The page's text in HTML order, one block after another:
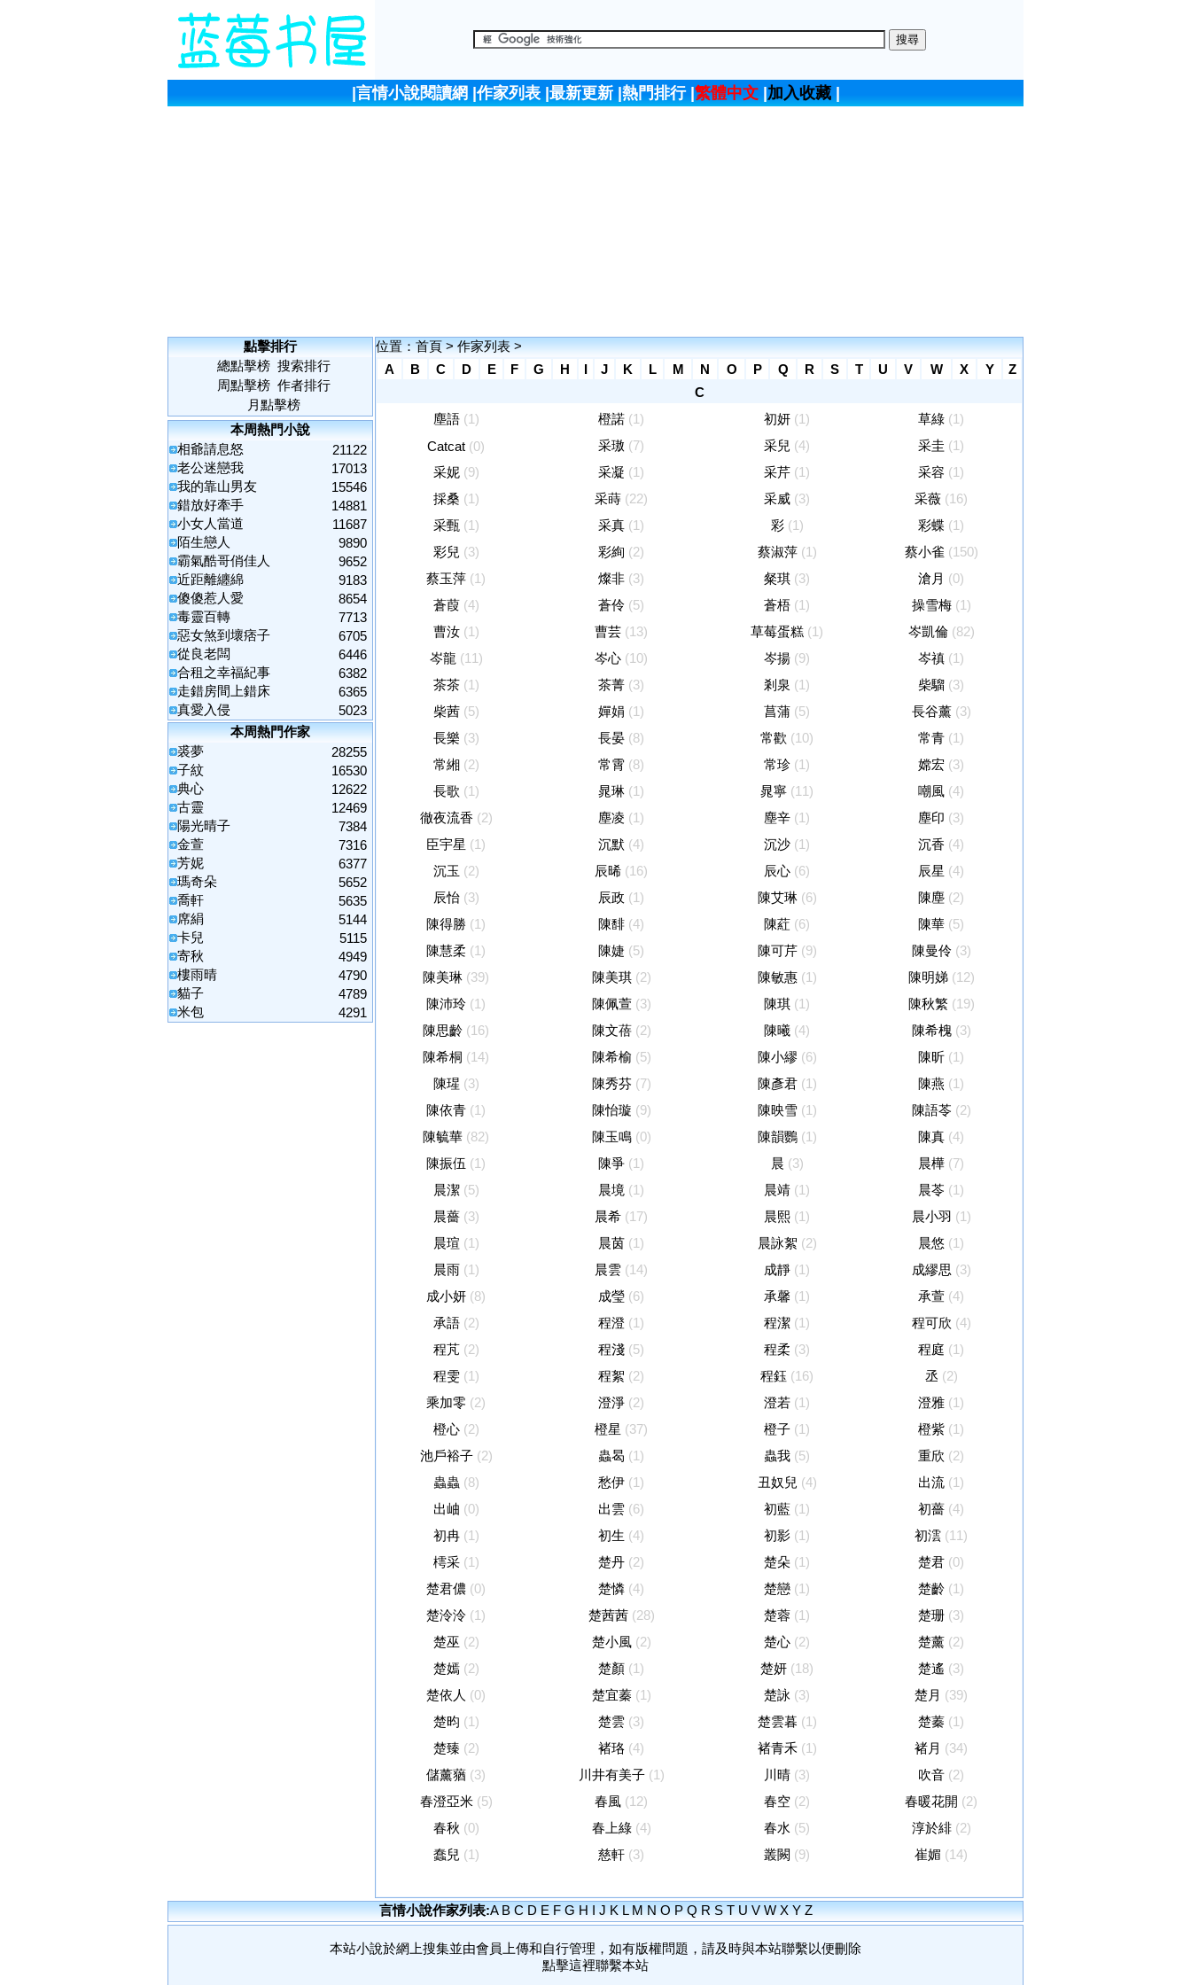
言情小說閱讀網 |作家列表| 最新更新| 熱門排行| 繁體中文| 加入收藏|
點擊排行
總點擊榜 搜索排行
周點擊榜 作者排行
月點擊榜
本周熱門小說
相爺請息怒
21122
老公迷戀我
17013
我的靠山男友
15546
錯放好牽手
14881
小女人當道
11687
陌生戀人
9890
霸氣酷哥俏佳人
9652
近距離纏綿
9183
傻傻惹人愛
8654
毒靈百轉
7713
惡女煞到壞痞子
6705
從良老闆
6446
合租之幸福紀事
6382
走錯房間上錯床
6365
真愛入侵
5023
本周熱門作家
裘夢
28255
子紋
16530
典心
12622
古靈
12469
陽光晴子
7384
金萱
7316
芳妮
6377
瑪奇朵
5652
喬軒
5635
席絹
5144
卡兒
5115
寄秋
4949
樓雨晴
4790
貓子
4789
米包
4291
位置：首頁>作家列表>
A
B C D E F G H I J K L M N O P Q R S T U V W X Y
Z
C
塵語 (1) 橙諾 (1) 初妍 (1) 草綠 (1)
Catcat (0) 采璈 (7) 采兒 (4) 采圭 (1)
采妮 (9) 采凝 (1) 采芹 (1) 采容 (1)
採桑 (1) 采蒔 (22) 采威 (3) 采薇 (16)
采甄 (1) 采真 (1) 彩 (1) 彩蝶 (1)
彩兒 (3) 彩絢 (2) 蔡淑萍 (1) 蔡小雀 (150)
蔡玉萍 (1) 燦非 (3) 粲琪 (3) 滄月 (0)
蒼葭 (4) 蒼伶 (5) 蒼梧 (1) 操雪梅 (1)
曹汝 (1) 曹芸 (13) 草莓蛋糕 (1) 岑凱倫 (82)
岑龍 (11) 岑心 (10) 岑揚 (9) 岑禛 (1)
茶茶 (1) 茶菁 (3) 剎泉 (1) 柴騮 (3)
柴茜 (5) 嬋娟 (1) 菖蒲 (5) 長谷薰 (3)
長樂 (3) 長晏 (8) 常歡 (10) 常青 (1)
常緗 (2) 常霄 (8) 常珍 (1) 嫦宏 (3)
長歌 (1) 晁琳 (1) 晁寧 (11) 嘲風 (4)
徹夜流香 (2) 塵凌 (1) 塵辛 (1) 塵印 (3)
臣宇星 (1) 沉默 (4) 沉沙 (1) 沉香 (4)
沉玉 (2) 辰晞 (16) 辰心 (6) 辰星 (4)
辰怡 (3) 辰政 (1) 陳艾琳 (6) 陳塵 (2)
陳得勝 (1) 陳馡 (4) 陳葒 (6) 陳華 (5)
陳慧柔 (1) 陳婕 (5) 陳可芹 (9) 陳曼伶 (3)
陳美琳 (39) 陳美琪 (2) 陳敏惠 (1) 陳明娣 (12)
陳沛玲 (1) 陳佩萱 (3) 陳琪 (1) 陳秋繁 (19)
陳思齡 (16) 陳文蓓 (2) 陳曦 (4) 陳希槐 (3)
陳希桐 (14) 陳希榆 (5) 陳小繆 (6) 陳昕 (1)
陳瑆 (3) 陳秀芬 (7) 陳彥君 (1) 陳燕 (1)
陳依青 (1) 陳怡璇 (9) 陳映雪 (1) 陳語苓 (2)
陳毓華 (82) 陳玉鳴 (0) 陳韻鸚 (1) 陳真 (4)
陳振伍 (1) 陳爭 (1) 晨 (3) 晨樺 (7)
晨潔 (5) 晨境 (1) 晨靖 (1) 晨苓 (1)
晨薔 (3) 晨希 (17) 晨熙 (1) 晨小羽 (1)
晨瑄 (1) 晨茵 (1) 晨詠絮 (2) 晨悠 (1)
晨雨 (1) 晨雲 (14) 成靜 (1) 成繆思 (3)
成小妍 (8) 成瑩 (6) 承馨 (1) 承萱 (4)
承語 (2) 程澄 (1) 程潔 (1) 程可欣 (4)
程芃 (2) 程淺 (5) 程柔 (3) 程庭 (1)
程雯 (1) 程絮 (2) 程鈺 (16) 丞 (2)
乘加零 (2) 澄淨 (2) 澄若 (1) 澄雅 (1)
橙心 (2) 橙星 (37) 橙子 (1) 橙紫 (1)
池戶裕子 (2) 蟲曷 (1) 蟲我 (5) 重欣 (2)
蟲蟲 (8) 愁伊 (1) 丑奴兒 (4) 出流 (1)
出岫 (0) 出雲 (6) 初藍 (1) 初薔 (4)
初冉 (1) 初生 (4) 初影 (1) 初澐 (11)
樗采 (1) 楚丹 (2) 楚朵 (1) 楚君 (0)
楚君儂 (0) 楚憐 (4) 楚戀 (1) 楚齡 (1)
楚泠泠 (1) 楚茜茜 (28) 楚蓉 (1) 楚珊 (3)
楚巫 (2) 楚小風 (2) 楚心 (2) 楚薰 (2)
楚嫣 (2) 楚顏 (1) 楚妍 (18) 楚遙 (3)
楚依人 (0) 楚宜蓁 (1) 楚詠 (3) 楚月 (39)
楚昀 (1) 楚雲 (3) 楚雲暮 (1) 楚蓁 (1)
楚臻 (2) 褚珞 (4) 褚青禾 (1) 褚月 (34)
儲薰蕕 (3) 川井有美子 (1) 川晴 (3) 吹音 (2)
春澄亞米 (5) 春風 (12) 春空 (2) 春暖花開 (2)
春秋 (0) 春上綠 (4) 春水 (5) 淳於緋 (2)
蠢兒 (1) 慈軒 (3) 叢闕 (9) 崔媚 (14)
言情小說作家列表:A B C D E F G H I J K L M N O P Q R S T U V W X Y Z
本站小說於網上搜集並由會員上傳和自行管理，如有版權問題，請及時與本站聯繫以便刪除
點擊這裡聯繫本站